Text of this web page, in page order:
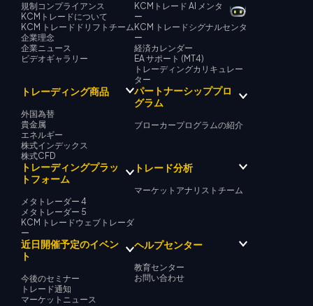
規制コンプライアンス
KCMトレードについて
KCM トレードドリフトチーム
企業理念
企業ニュース
ビデオギャラリー
KCMトレード AI メンタ
ー
KCM トレードシグナルセンタ
ー
経済カレンダー
EA サポート (MT4)
トレーディングカリキュレー
ター
トレーディング商品
外国為替
貴金属
エネルギー
株式インデックス
株式CFD
パートナーシッププロ
グラム
ブローカープログラムの紹介
トレーディングプラッ
トフォーム
メタトレーダー 4
メタトレーダー 5
KCM トレードウェブトレーダ
ー
トレード分析
マーケットアナリストチーム
近日開催予定のイベン
ト
今後のセミナー
トレード通知
マーケットニュース
ヘルプセンター
教育センター
お問い合わせ